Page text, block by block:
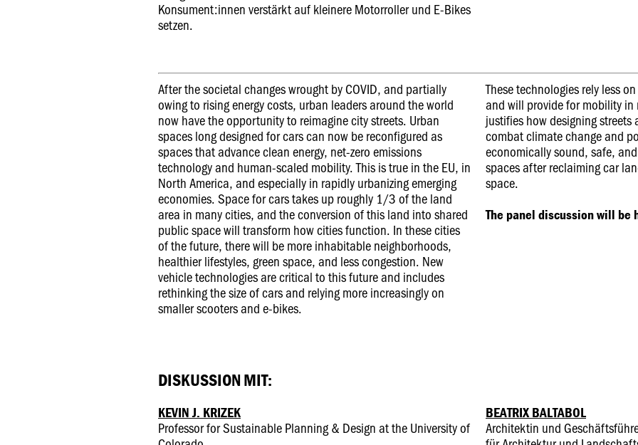
Konsument:innen verstärkt auf kleinere Motorroller und E-Bikes
setzen.
After the societal changes wrought by COVID, and partially
owing to rising energy costs, urban leaders around the world
now have the opportunity to reimagine city streets. Urban
spaces long designed for cars can now be reconfigured as
spaces that advance clean energy, net-zero emissions
technology and human-scaled mobility. This is true in the EU, in
North America, and especially in rapidly urbanizing emerging
economies. Space for cars takes up roughly 1/3 of the land
area in many cities, and the conversion of this land into shared
public space will transform how cities function. In these cities
of the future, there will be more inhabitable neighborhoods,
healthier lifestyles, green space, and less congestion. New
vehicle technologies are critical to this future and includes
rethinking the size of cars and relying more increasingly on
smaller scooters and e-bikes.
These technologies rely less
and will provide for mobility
justifies how designing
combat climate change and
economically sound, safe,
spaces after reclaiming car
space.
The panel discussion will be
DISKUSSION MIT:
KEVIN J. KRIZEK
Professor for Sustainable Planning & Design at the University of
BEATRIX BALTABOL
Architektin und